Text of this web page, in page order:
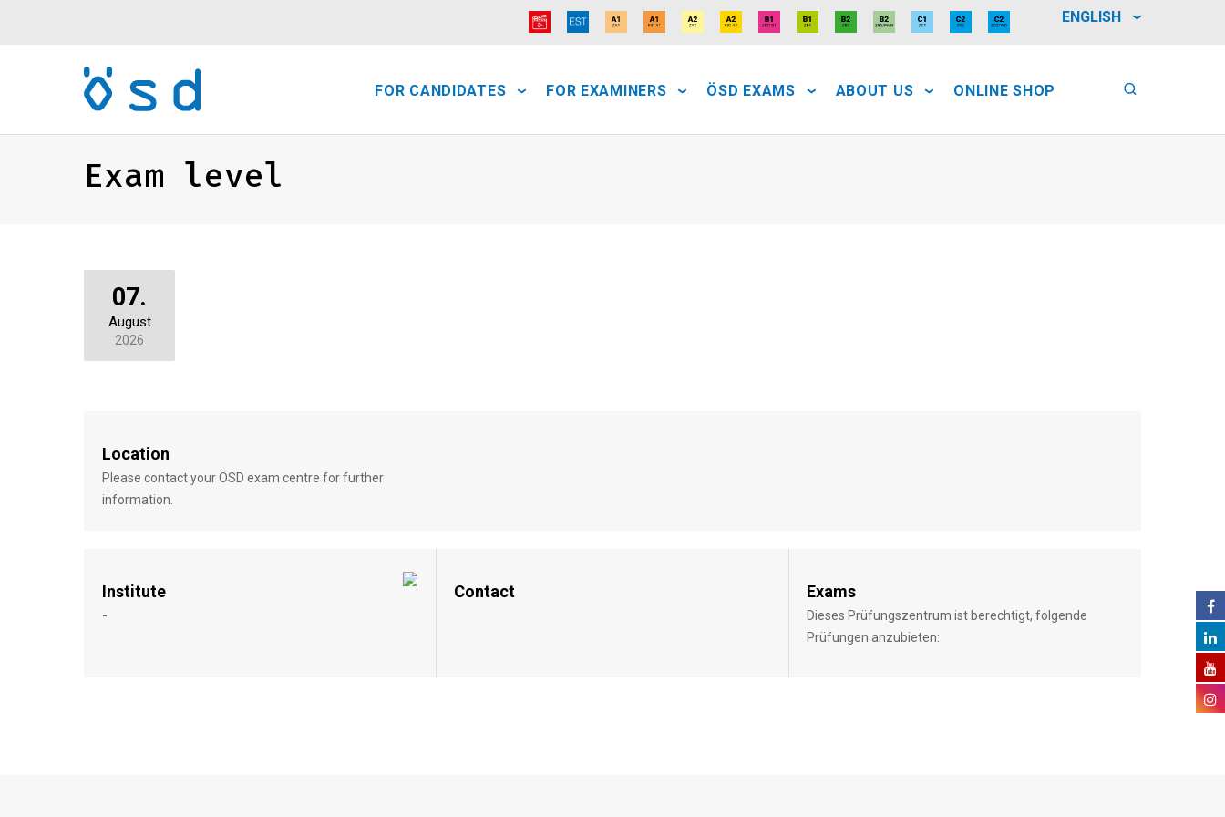
ENGLISH
FOR CANDIDATES FOR EXAMINERS ÖSD EXAMS ABOUT US ONLINE SHOP
Exam level
07.
August
2026
Location
Please contact your ÖSD exam centre for further
information.
Institute
-
Contact Exams
Dieses Prüfungszentrum ist berechtigt, folgende
Prüfungen anzubieten: